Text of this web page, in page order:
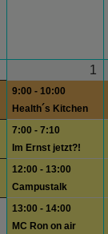
1
9:00 - 10:00
Health´s Kitchen
7:00 - 7:10
Im Ernst jetzt?!
12:00 - 13:00
Campustalk
13:00 - 14:00
MC Ron on air